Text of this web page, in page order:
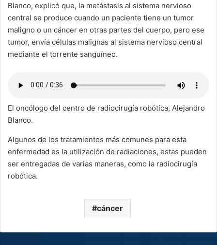
Blanco, explicó que, la metástasis al sistema nervioso
central se produce cuando un paciente tiene un tumor
maligno o un cáncer en otras partes del cuerpo, pero ese
tumor, envía células malignas al sistema nervioso central
mediante el torrente sanguíneo.
El oncólogo del centro de radiocirugía robótica, Alejandro
Blanco.
Algunos de los tratamientos más comunes para esta
enfermedad es la utilización de radiaciones, estas pueden
ser entregadas de varias maneras, como la radiocirugía
robótica.
cáncer